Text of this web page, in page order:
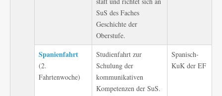
SuS des Faches
Geschichte der
Oberstufe.
Spanienfahrt
(2.
Fahrtenwoche)
Studienfahrt zur
Schulung der
kommunikativen
Kompetenzen der SuS.
Spanisch-
KuK der EF